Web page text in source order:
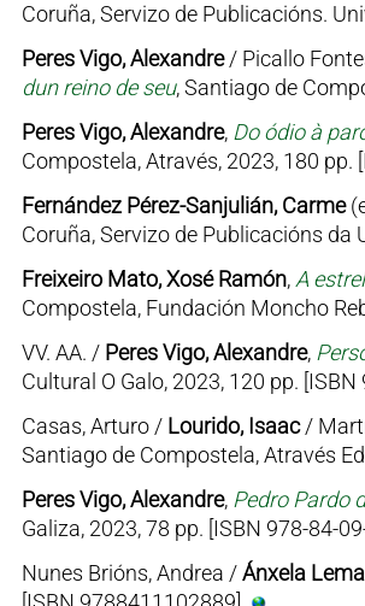
Coruña, Servizo de Publicacións.
Peres Vigo, Alexandre/ Picallo
dun reino de seu, Santiago de
Peres Vigo, Alexandre, Do ódio à
Compostela, Através, 2023, 180 pp.
Fernández Pérez-Sanjulián, Carme
Coruña, Servizo de Publicacións da
Freixeiro Mato, Xosé Ramón, A
Compostela, Fundación Moncho
VV. AA. / Peres Vigo, Alexandre,
Cultural O Galo, 2023, 120 pp.
Casas, Arturo / Lourido, Isaac/
Santiago de Compostela, Através
Peres Vigo, Alexandre, Pedro Pardo
Galiza, 2023, 78 pp. [ISBN 978-84-
Nunes Brións, Andrea /Ánxela